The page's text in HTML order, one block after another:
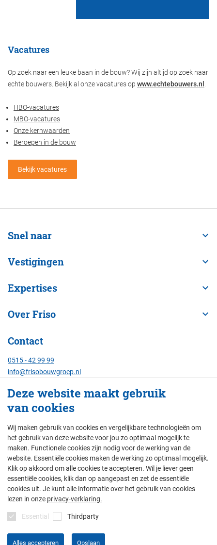
Vacatures
Op zoek naar een leuke baan in de bouw? Wij zijn altijd op zoek naar
echte bouwers. Bekijk al onze vacatures op www.echtebouwers.nl .
HBO-vacatures
MBO-vacatures
Onze kernwaarden
Beroepen in de bouw
Bekijk vacatures
Snel naar
Vestigingen
Expertises
Over Friso
Contact
0515 - 42 99 99
info@frisobouwgroep.nl
Servicenummer
088 - 429 00 00
© Friso Bouwgroep 2026
colofon privacy thema's
disclaimer
algemene voorwaarden
Deze website maakt gebruik
van cookies
Wij maken gebruik van cookies en vergelijkbare technologieën om
het gebruik van deze website voor jou zo optimaal mogelijk te
maken. Functionele cookies zijn nodig voor de werking van de
website. Essentiële cookies maken de werking zo optimaal mogelijk.
Klik op akkoord om alle cookies te accepteren. Wil je liever geen
essentiële cookies, klik dan op aangepast en zet de essentiële
cookies uit. Je kunt alle informatie over het gebruik van cookies
lezen in onze privacy-verklaring.
Essential Thirdparty
Alles accepteren Opslaan